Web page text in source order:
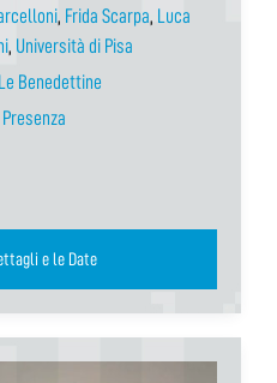
, Frida Scarpa, Luca
, Università di Pisa
Benedettine
Presenza
Vedi tutti i Dettagli e le Date